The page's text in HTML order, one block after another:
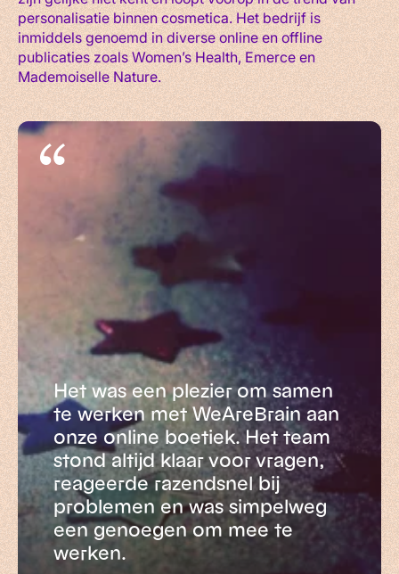
personalisatie binnen cosmetica. Het bedrijf is
inmiddels genoemd in diverse online en offline
publicaties zoals Women’s Health, Emerce en
Mademoiselle Nature.
Het was een plezier om samen
te werken met WeAreBrain aan
onze online boetiek. Het team
stond altijd klaar voor vragen,
reageerde razendsnel bij
problemen en was simpelweg
een genoegen om mee te
werken.